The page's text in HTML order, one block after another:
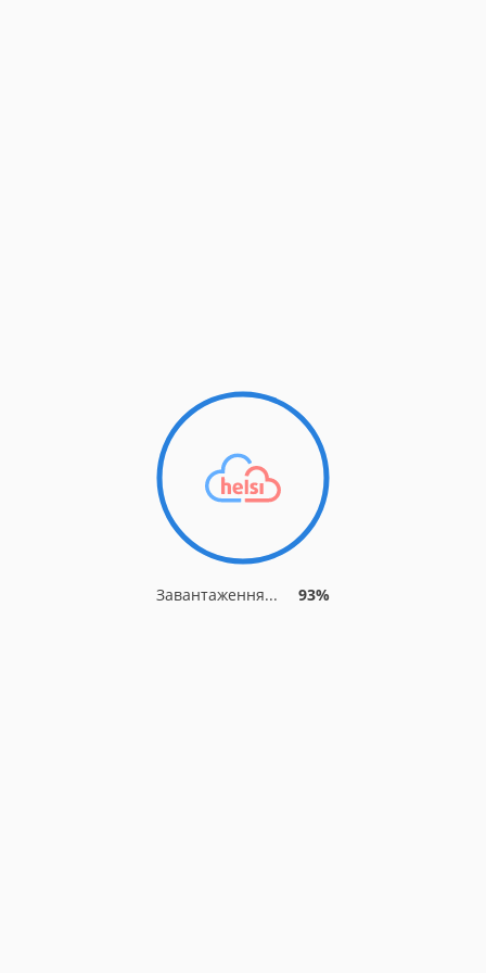
Завантаження... 93%